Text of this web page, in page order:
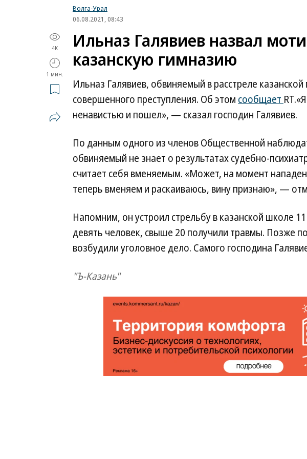
Волга-Урал
06.08.2021, 08:43
4K
1 мин.
Ильназ Галявиев назвал
казанскую гимназию
Ильназ Галявиев, обвиняемый в расстреле
совершенного преступления. Об этом сообщает
ненавистью и пошел», — сказал господин Галявиев.
По данным одного из членов Общественной
обвиняемый не знает о результатах судебно-
считает себя вменяемым. «Может, на момент
теперь вменяем и раскаиваюсь, вину признаю», —
Напомним, он устроил стрельбу в казанской школе
девять человек, свыше 20 получили травмы. Позже
возбудили уголовное дело. Самого господина
"Ъ-Казань"